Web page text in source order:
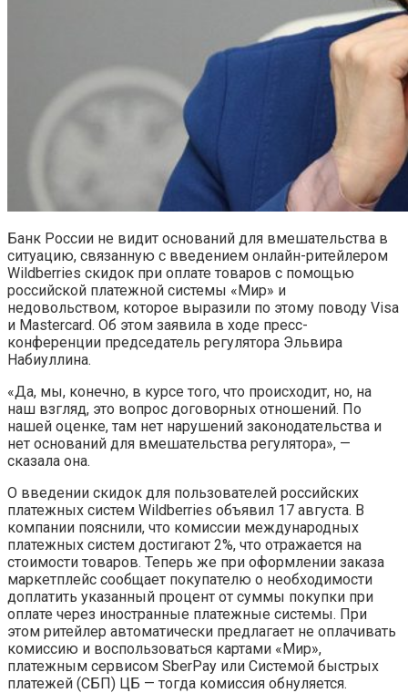
Банк России не видит оснований для вмешательства в
ситуацию, связанную с введением онлайн-ритейлером
Wildberries скидок при оплате товаров с помощью
российской платежной системы «Мир» и
недовольством, которое выразили по этому поводу Visa
и Mastercard. Об этом заявила в ходе пресс-
конференции председатель регулятора Эльвира
Набиуллина.
«Да, мы, конечно, в курсе того, что происходит, но, на
наш взгляд, это вопрос договорных отношений. По
нашей оценке, там нет нарушений законодательства и
нет оснований для вмешательства регулятора», —
сказала она.
О введении скидок для пользователей российских
платежных систем Wildberries объявил 17 августа. В
компании пояснили, что комиссии международных
платежных систем достигают 2%, что отражается на
стоимости товаров. Теперь же при оформлении заказа
маркетплейс сообщает покупателю о необходимости
доплатить указанный процент от суммы покупки при
оплате через иностранные платежные системы. При
этом ритейлер автоматически предлагает не оплачивать
комиссию и воспользоваться картами «Мир»,
платежным сервисом SberPay или Системой быстрых
платежей (СБП) ЦБ — тогда комиссия обнуляется.